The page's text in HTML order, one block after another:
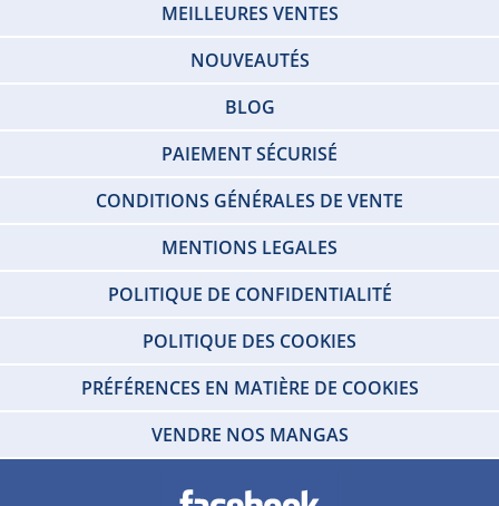
MEILLEURES VENTES
NOUVEAUTÉS
BLOG
PAIEMENT SÉCURISÉ
CONDITIONS GÉNÉRALES DE VENTE
MENTIONS LEGALES
POLITIQUE DE CONFIDENTIALITÉ
POLITIQUE DES COOKIES
PRÉFÉRENCES EN MATIÈRE DE COOKIES
VENDRE NOS MANGAS